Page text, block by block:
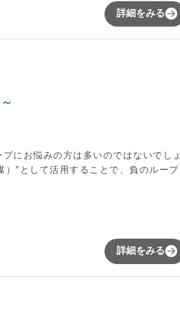
詳細をみる
にお悩みの方は多いのではないでしょ
”として活用することで、負のループ
詳細をみる